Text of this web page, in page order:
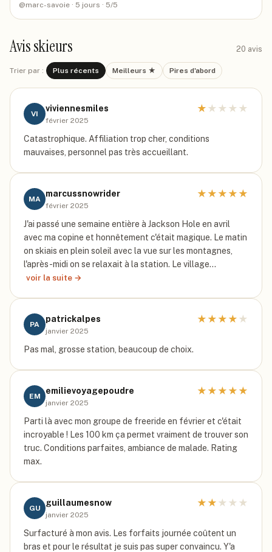
@marc-savoie · 5 jours · 5/5
Avis skieurs 20 avis
Trier par : Plus récents Meilleurs ★ Pires d'abord
VI
viviennesmiles
février 2025
★ ★ ★ ★ ★
Catastrophique. Affiliation trop cher, conditions
mauvaises, personnel pas très accueillant.
MA
marcussnowrider
février 2025
★ ★ ★ ★ ★
J'ai passé une semaine entière à Jackson Hole en avril
avec ma copine et honnêtement c'était magique. Le matin
on skiais en plein soleil avec la vue sur les montagnes,
l'après-midi on se relaxait à la station. Le village…
voir la suite →
PA
patrickalpes
janvier 2025
★ ★ ★ ★ ★
Pas mal, grosse station, beaucoup de choix.
EM
emilievoyagepoudre
janvier 2025
★ ★ ★ ★ ★
Parti là avec mon groupe de freeride en février et c'était
incroyable ! Les 100 km ça permet vraiment de trouver son
truc. Conditions parfaites, ambiance de malade. Rating
max.
GU
guillaumesnow
janvier 2025
★ ★ ★ ★ ★
Surfacturé à mon avis. Les forfaits journée coûtent un
bras et pour le résultat je suis pas super convaincu. Y'a